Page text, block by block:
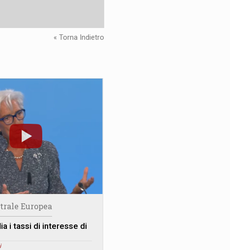
« Torna Indietro
Europea
i tassi di interesse di